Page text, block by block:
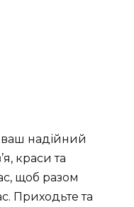
ваш надійний
краси та
щоб разом
Приходьте та